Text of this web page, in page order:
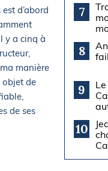
d’abord
y a cinq à
manière
objet de
de ses
7
8
9
10